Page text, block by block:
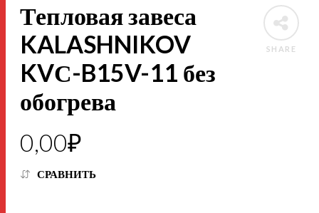
SHARE
Тепловая завеса
KALASHNIKOV
KVС-B15V-11 без
обогрева
0,00₽
СРАВНИТЬ